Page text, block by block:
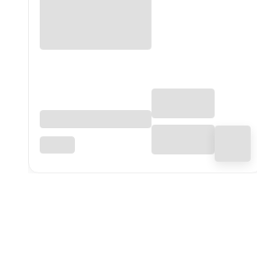
FineReader PDF
Corporate,